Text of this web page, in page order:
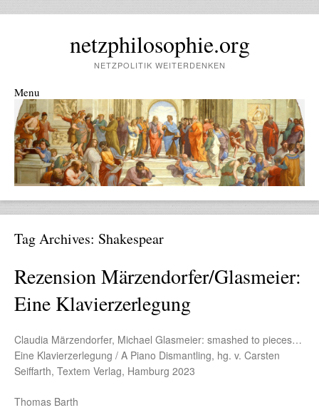
netzphilosophie.org
NETZPOLITIK WEITERDENKEN
Menu
Skip to content
Tag Archives: Shakespear
Rezension Märzendorfer/Glasmeier:
Eine Klavierzerlegung
Claudia Märzendorfer, Michael Glasmeier: smashed to pieces…
Eine Klavierzerlegung / A Piano Dismantling, hg. v. Carsten
Seiffarth, Textem Verlag, Hamburg 2023
Thomas Barth